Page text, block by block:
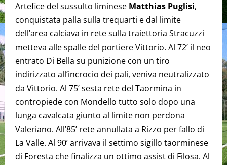
Artefice del sussulto liminese Matthias Puglisi,
conquistata palla sulla trequarti e dal limite
dell’area calciava in rete sulla traiettoria Stracuzzi
metteva alle spalle del portiere Vittorio. Al 72’ il neo
entrato Di Bella su punizione con un tiro
indirizzato all’incrocio dei pali, veniva neutralizzato
da Vittorio. Al 75’ sesta rete del Taormina in
contropiede con Mondello tutto solo dopo una
lunga cavalcata giunto al limite non perdona
Valeriano. All’85’ rete annullata a Rizzo per fallo di
La Valle. Al 90’ arrivava il settimo sigillo taorminese
di Foresta che finalizza un ottimo assist di Filosa. Al